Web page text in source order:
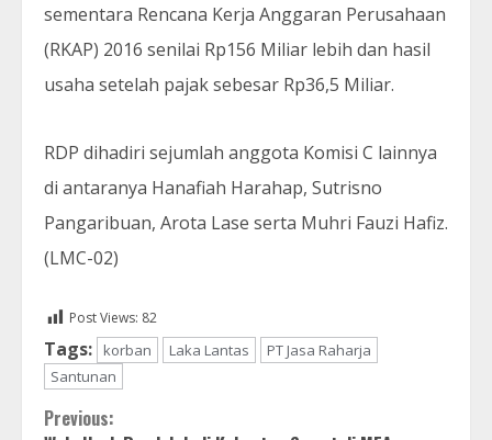
sementara Rencana Kerja Anggaran Perusahaan
(RKAP) 2016 senilai Rp156 Miliar lebih dan hasil
usaha setelah pajak sebesar Rp36,5 Miliar.
RDP dihadiri sejumlah anggota Komisi C lainnya
di antaranya Hanafiah Harahap, Sutrisno
Pangaribuan, Arota Lase serta Muhri Fauzi Hafiz.
(LMC-02)
Post Views: 82
Tags: korban Laka Lantas
PT Jasa Raharja
Santunan
Continue
Previous: